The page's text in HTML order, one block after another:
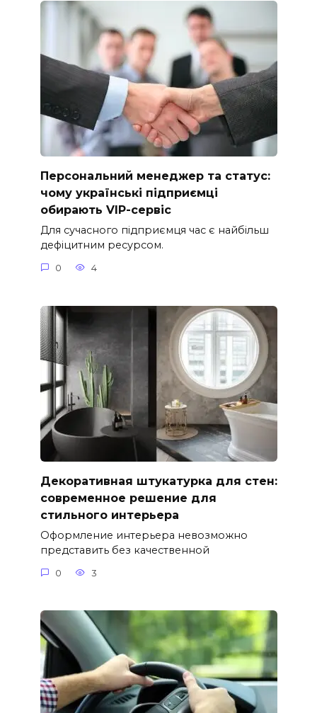
Персональний менеджер та статус:
чому українські підприємці
обирають VIP-сервіс
Для сучасного підприємця час є найбільш
дефіцитним ресурсом.
0 4
Декоративная штукатурка для стен:
современное решение для
стильного интерьера
Оформление интерьера невозможно
представить без качественной
0 3